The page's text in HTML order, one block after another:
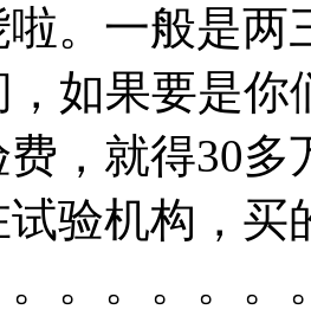
。一般是两
，如果要是
，就得30
验机构，买
。。。。